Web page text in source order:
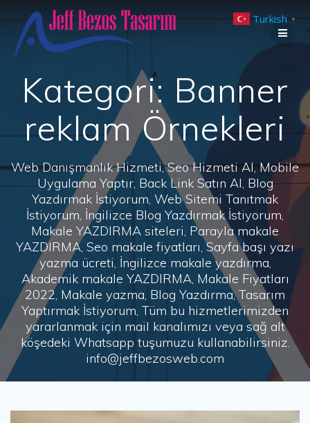
to
Kategori: Banner
reklam Örnekleri
Web Danışmanlık Hizmeti, Seo Hizmeti Al, Mobile
Uygulama Yaptır, Back Link Satın Al, Blog
Yazdırmak İstiyorum, Web Sitemi Tanıtmak
İstiyorum, İngilizce Blog Yazdırmak İstiyorum,
Makale YAZDIRMA siteleri, Parayla makale
YAZDIRMA, Seo makale fiyatları, Sayfa başı yazı
yazma ücreti, İngilizce makale yazdırma,
Akademik makale YAZDIRMA, Makale Fiyatları
2022, Makale yazma, Blog Yazdırma, Tasarım
Yaptırmak İstiyorum, Tüm bu hizmetlerimizden
yararlanmak için mail kanalımızı veya sağ alt
köşedeki Whatsapp tuşumuzu kullanabilirsiniz.
info@jeffbezosweb.com
Turkish ▼